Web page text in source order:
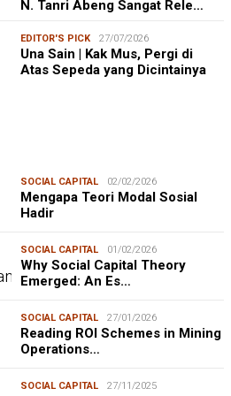
N. Tanri Abeng Sangat Rele…
EDITOR'S PICK 27/07/2026
Una Sain | Kak Mus, Pergi di
Atas Sepeda yang Dicintainya
SOCIAL CAPITAL 02/02/2026
Mengapa Teori Modal Sosial
Hadir
SOCIAL CAPITAL 01/02/2026
Why Social Capital Theory
Emerged: An Es…
SOCIAL CAPITAL 27/01/2026
Reading ROI Schemes in Mining
Operations…
SOCIAL CAPITAL 27/11/2025